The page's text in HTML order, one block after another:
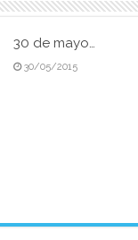
30 de mayo…
30/05/2015